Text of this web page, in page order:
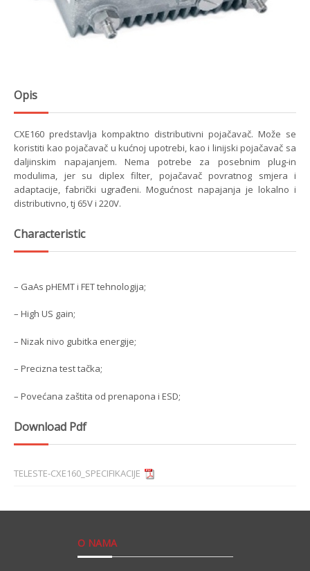
Opis
CXE160 predstavlja kompaktno distributivni pojačavač. Može se
koristiti kao pojačavač u kućnoj upotrebi, kao i linijski pojačavač sa
daljinskim napajanjem. Nema potrebe za posebnim plug-in
modulima, jer su diplex filter, pojačavač povratnog smjera i
adaptacije, fabrički ugrađeni. Mogućnost napajanja je lokalno i
distributivno, tj 65V i 220V.
Characteristic
– GaAs pHEMT i FET tehnologija;
– High US gain;
– Nizak nivo gubitka energije;
– Precizna test tačka;
– Povećana zaštita od prenapona i ESD;
Download Pdf
TELESTE-CXE160_SPECIFIKACIJE
O NAMA